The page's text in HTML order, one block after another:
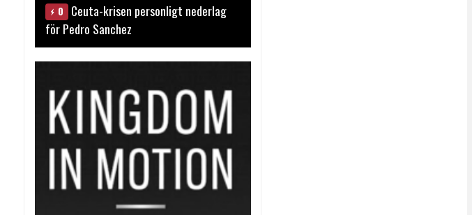
0
Ceuta-krisen personligt nederlag
för Pedro Sanchez